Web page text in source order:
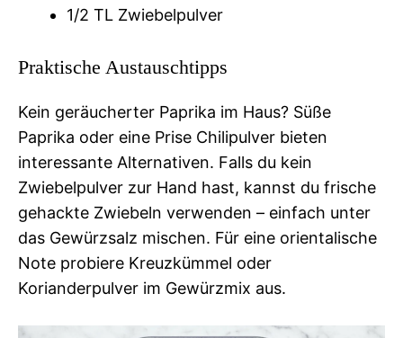
1/2 TL Zwiebelpulver
Praktische Austauschtipps
Kein geräucherter Paprika im Haus? Süße
Paprika oder eine Prise Chilipulver bieten
interessante Alternativen. Falls du kein
Zwiebelpulver zur Hand hast, kannst du frische
gehackte Zwiebeln verwenden – einfach unter
das Gewürzsalz mischen. Für eine orientalische
Note probiere Kreuzkümmel oder
Korianderpulver im Gewürzmix aus.